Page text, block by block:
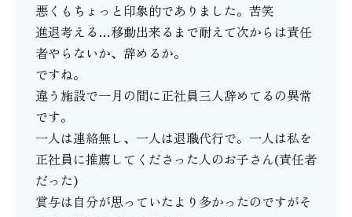
悪くもちょっと印象的でありました。苦笑
進退考える…移動出来るまで耐えて次からは責任
者やらないか、辞めるか。
ですね。
違う施設で一月の間に正社員三人辞めてるの異常
です。
一人は連絡無し、一人は退職代行で。一人は私を
正社員に推薦してくださった人のお子さん(責任者
だった)
賞与は自分が思っていたより多かったのですがそ